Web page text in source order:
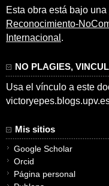
Esta obra está bajo una
Reconocimiento-
Internacional .
NO PLAGIES,
Usa el vínculo a este
Mis sitios
Google Scholar
Orcid
Página personal